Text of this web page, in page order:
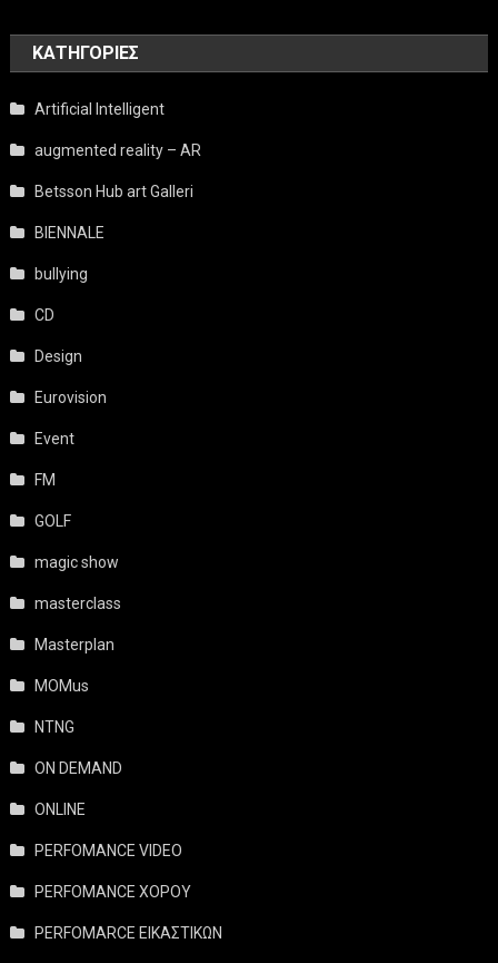
KΑΤΗΓΟΡΊΕΣ
Artificial Intelligent
augmented reality – AR
Betsson Hub art Galleri
BIENNALE
bullying
CD
Design
Eurovision
Event
FM
GOLF
magic show
masterclass
Masterplan
MOMus
NTNG
ON DEMAND
ONLINE
PERFOMANCE VIDEO
PERFOMANCE ΧΟΡΟΥ
PERFOMARCE ΕΙΚΑΣΤΙΚΩΝ